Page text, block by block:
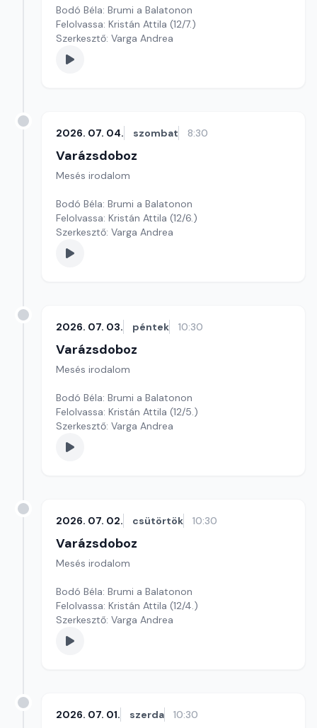
Bodó Béla: Brumi a Balatonon
Felolvassa: Kristán Attila (12/7.)
Szerkesztő: Varga Andrea
2026. 07. 04. szombat 8:30
Varázsdoboz
Mesés irodalom
Bodó Béla: Brumi a Balatonon
Felolvassa: Kristán Attila (12/6.)
Szerkesztő: Varga Andrea
2026. 07. 03. péntek 10:30
Varázsdoboz
Mesés irodalom
Bodó Béla: Brumi a Balatonon
Felolvassa: Kristán Attila (12/5.)
Szerkesztő: Varga Andrea
2026. 07. 02. csütörtök 10:30
Varázsdoboz
Mesés irodalom
Bodó Béla: Brumi a Balatonon
Felolvassa: Kristán Attila (12/4.)
Szerkesztő: Varga Andrea
2026. 07. 01. szerda 10:30